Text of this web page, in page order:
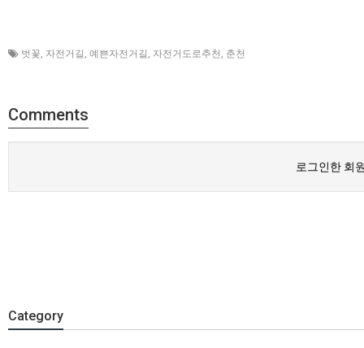
벗꽃, 자전거길 , 예쁜자전거길 , 자전거도로추천 , 춘천
Comments
로그인한 회
Category